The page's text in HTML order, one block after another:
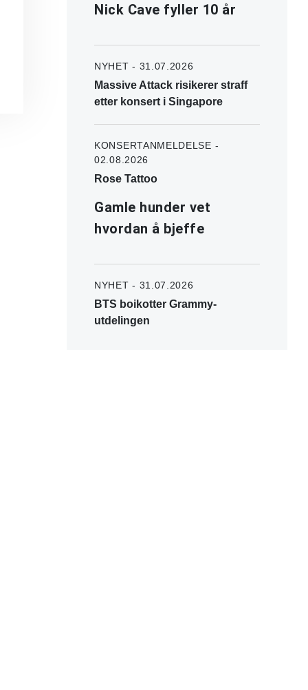
Nick Cave fyller 10 år
NYHET - 31.07.2026
Massive Attack risikerer straff
etter konsert i Singapore
KONSERTANMELDELSE -
02.08.2026
Rose Tattoo
Gamle hunder vet
hvordan å bjeffe
NYHET - 31.07.2026
BTS boikotter Grammy-
utdelingen